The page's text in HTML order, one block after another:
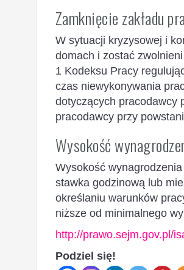
Zamknięcie zakładu
W sytuacji kryzysowej i
domach i zostać
1 Kodeksu Pracy
czas niewykonywania
dotyczących pracodawcy
pracodawcy przy
Wysokość
Wysokość
stawka godzinową lub
określaniu warunków
niższe od minimalnego
http://prawo.sejm.gov.pl/
Podziel się!